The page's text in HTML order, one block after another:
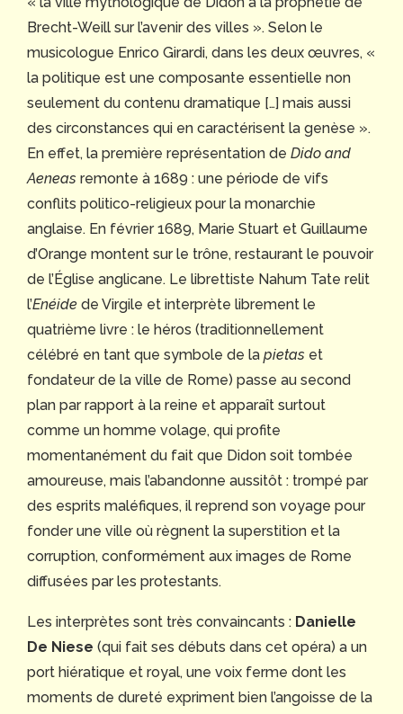
Brecht-Weill sur l’avenir des villes ». Selon le
musicologue Enrico Girardi, dans les deux œuvres, «
la politique est une composante essentielle non
seulement du contenu dramatique […] mais aussi
des circonstances qui en caractérisent la genèse ».
En effet, la première représentation de Dido and
Aeneas remonte à 1689 : une période de vifs
conflits politico-religieux pour la monarchie
anglaise. En février 1689, Marie Stuart et Guillaume
d’Orange montent sur le trône, restaurant le pouvoir
de l’Église anglicane. Le librettiste Nahum Tate relit
l’Enéide de Virgile et interprète librement le
quatrième livre : le héros (traditionnellement
célébré en tant que symbole de la pietas et
fondateur de la ville de Rome) passe au second
plan par rapport à la reine et apparaît surtout
comme un homme volage, qui profite
momentanément du fait que Didon soit tombée
amoureuse, mais l’abandonne aussitôt : trompé par
des esprits maléfiques, il reprend son voyage pour
fonder une ville où règnent la superstition et la
corruption, conformément aux images de Rome
diffusées par les protestants.
Les interprètes sont très convaincants : Danielle
De Niese (qui fait ses débuts dans cet opéra) a un
port hiératique et royal, une voix ferme dont les
moments de dureté expriment bien l’angoisse de la